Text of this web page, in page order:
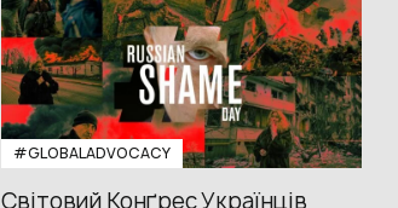
#GLOBALADVOCACY
Світовий Конґрес Українців